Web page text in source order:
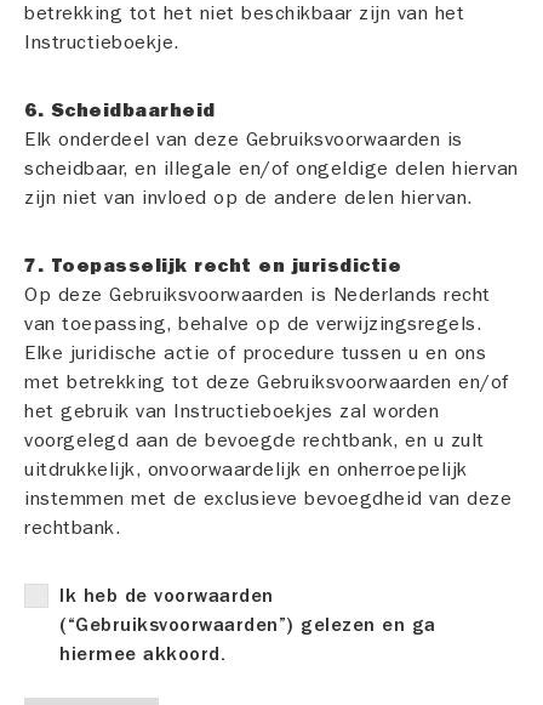
betrekking tot het niet beschikbaar zijn van het
Instructieboekje.
6. Scheidbaarheid
Elk onderdeel van deze Gebruiksvoorwaarden is
scheidbaar, en illegale en/of ongeldige delen hiervan
zijn niet van invloed op de andere delen hiervan.
7. Toepasselijk recht en jurisdictie
Op deze Gebruiksvoorwaarden is Nederlands recht
van toepassing, behalve op de verwijzingsregels.
Elke juridische actie of procedure tussen u en ons
met betrekking tot deze Gebruiksvoorwaarden en/of
het gebruik van Instructieboekjes zal worden
voorgelegd aan de bevoegde rechtbank, en u zult
uitdrukkelijk, onvoorwaardelijk en onherroepelijk
instemmen met de exclusieve bevoegdheid van deze
rechtbank.
Ik heb de voorwaarden
(“Gebruiksvoorwaarden”) gelezen en ga
hiermee akkoord.